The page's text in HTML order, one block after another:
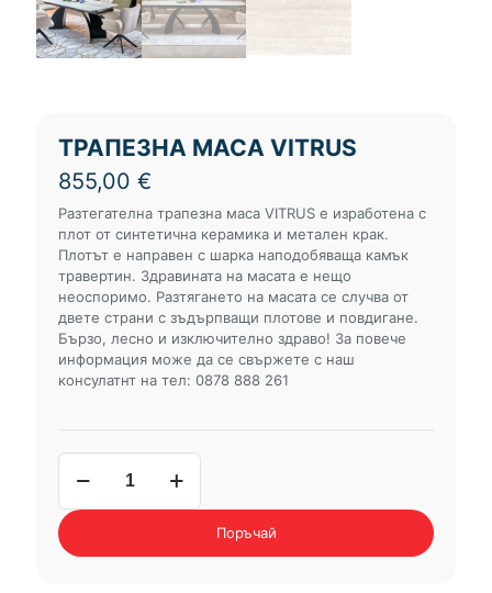
ТРАПЕЗНА МАСА VITRUS
855,00 €
Разтегателна трапезна маса VITRUS е изработена с
плот от синтетична керамика и метален крак.
Плотът е направен с шарка наподобяваща камък
травертин. Здравината на масата е нещо
неоспоримо. Разтягането на масата се случва от
двете страни с зъдърпващи плотове и повдигане.
Бързо, лесно и изключително здраво! За повече
информация може да се свържете с наш
консулатнт на тел: 0878 888 261
маса
VITRUS
Поръчай